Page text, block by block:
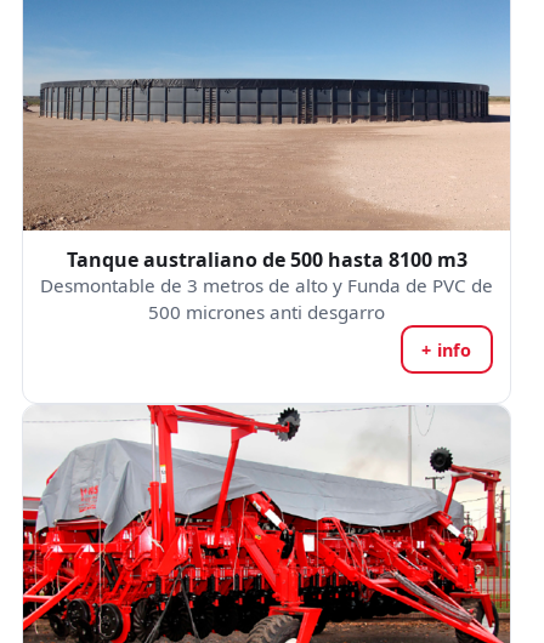
Tanque australiano de 500 hasta 8100 m3
Desmontable de 3 metros de alto y Funda de PVC de
500 micrones anti desgarro
+ info